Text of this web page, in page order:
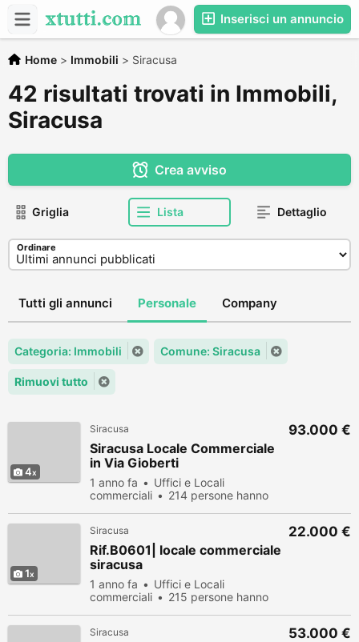
Inserisci un annuncio
Home > Immobili > Siracusa
42 risultati trovati in Immobili,
Siracusa
Crea avviso
Griglia Lista Dettaglio
Ordinare
Tutti gli annunci Personale Company
Categoria: Immobili Comune: Siracusa
Rimuovi tutto
4
Siracusa
Siracusa Locale Commerciale
in Via Gioberti
1 anno fa
Uffici e Locali
commerciali
214 persone hanno
93.000 €
1
Siracusa
Rif.B0601| locale commerciale
siracusa
1 anno fa
Uffici e Locali
commerciali
215 persone hanno
22.000 €
Siracusa 53.000 €